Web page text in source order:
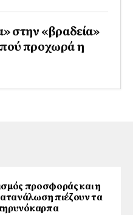
στην «βραδεία»
προχωρά η
προσφοράς και η
πιέζουν τα